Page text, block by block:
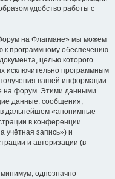
удобство работы с
на Флагмане» мы можем
к программному обеспечению
целью которого
исключительно программным
вашей информации
на форум. Этими данными
данные: сообщения,
дальнейшем «анонимные
в конференции
запись») и
и авторизации (в
минимум, однозначно